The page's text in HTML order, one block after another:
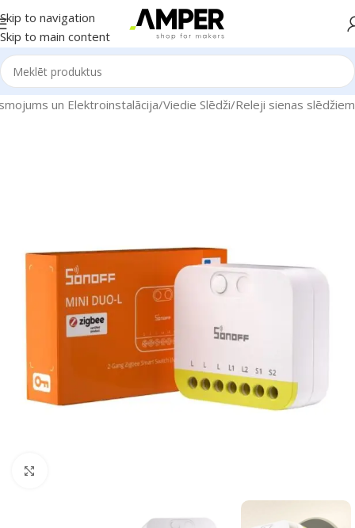
Skip to navigation
Skip to main content
un Elektroinstalācija/Viedie Slēdži/Releji sienas slēdžiem